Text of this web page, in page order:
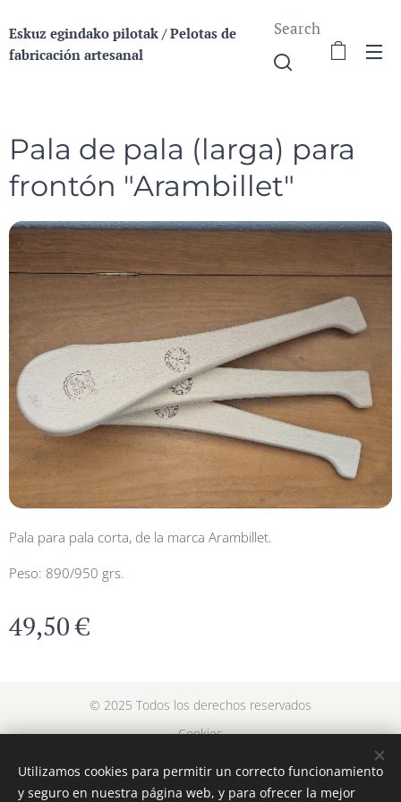
Eskuz egindako pilotak / Pelotas de
fabricación artesanal
Search
Pala de pala (larga) para
frontón "Arambillet"
Pala para pala corta, de la marca Arambillet.
Peso: 890/950 grs.
49,50€
© 2025 Todos los derechos reservados
Cookies
Languages
Español
Euskara
Utilizamos cookies para permitir un correcto funcionamiento
y seguro en nuestra página web, y para ofrecer la mejor